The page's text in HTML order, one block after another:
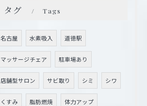
タグ Tags
名古屋 水素吸入 道徳駅
マッサージチェア 駐車場あり
店舗型サロン サビ取り シミ シワ
くすみ 脂肪燃焼 体力アップ